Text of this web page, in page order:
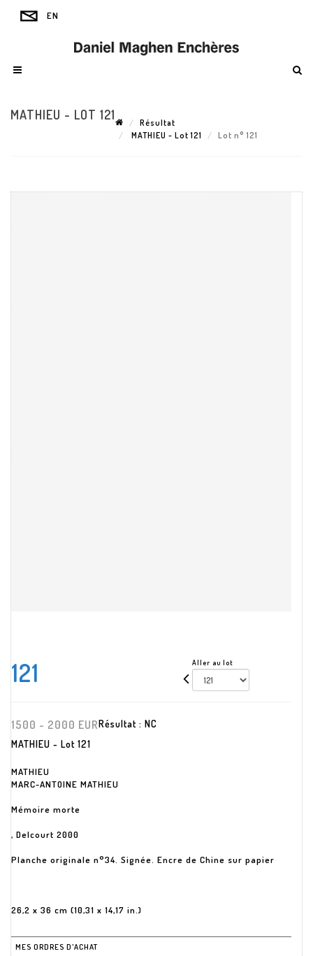
MATHIEU - LOT 121
Résultat
MATHIEU - Lot 121
Lot n° 121
121 Aller au lot
1500 - 2000 EURRésultat : NC
MATHIEU - Lot 121
MATHIEU
MARC-ANTOINE MATHIEU
Mémoire morte
, Delcourt 2000
Planche originale n°34. Signée. Encre de Chine sur papier
26,2 x 36 cm (10,31 x 14,17 in.)
MES ORDRES D'ACHAT